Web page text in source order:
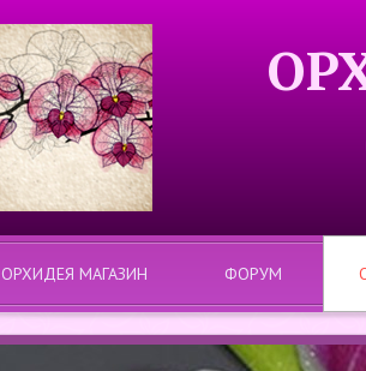
ОРХИДЕЯ МАГАЗИН ФОРУМ